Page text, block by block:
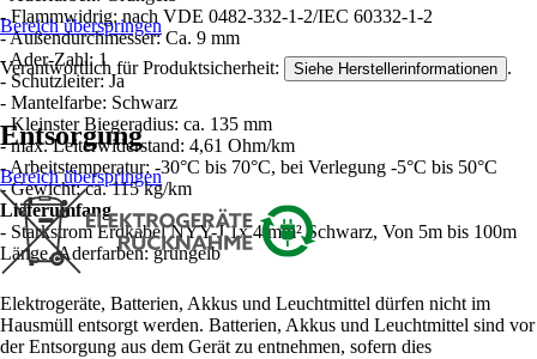
- Flammwidrig: nach VDE 0482-332-1-2/IEC 60332-1-2
- Außendurchmesser: Ca. 9 mm
- Ader-Zahl: 1
- Schutzleiter: Ja
- Mantelfarbe: Schwarz
- Kleinster Biegeradius: ca. 135 mm
- max. Leiterwiderstand: 4,61 Ohm/km
- Arbeitstemperatur: -30°C bis 70°C, bei Verlegung -5°C bis 50°C
- Gewicht: ca. 115 kg/km
Lieferumfang
- Starkstrom Erdkabel NYY-J 1x 4 mm² Schwarz, Von 5m bis 100m
Länge, Aderfarben: grüngelb
Bereich überspringen
Verantwortlich für Produktsicherheit: Siehe Herstellerinformationen .
Entsorgung
Bereich überspringen
Elektrogeräte, Batterien, Akkus und Leuchtmittel dürfen nicht im
Hausmüll entsorgt werden. Batterien, Akkus und Leuchtmittel sind vor
der Entsorgung aus dem Gerät zu entnehmen, sofern dies